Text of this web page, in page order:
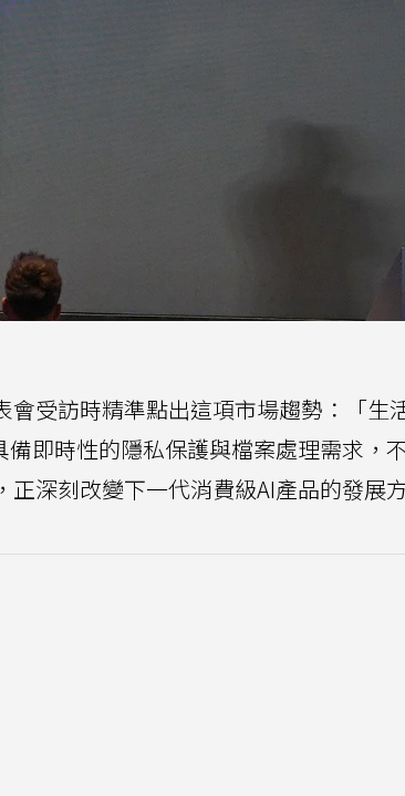
會受訪時精準點出這項市場趨勢：「生
即時性的隱私保護與檔案處理需求，
深刻改變下一代消費級AI產品的發展